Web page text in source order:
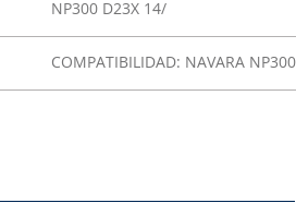
NP300 D23X 14/
COMPATIBILIDAD: NAVARA